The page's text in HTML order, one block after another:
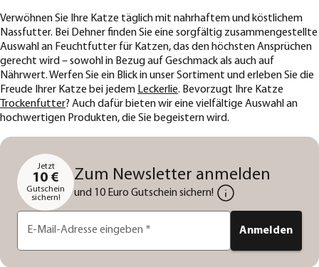
Verwöhnen Sie Ihre Katze täglich mit nahrhaftem und köstlichem
Nassfutter. Bei Dehner finden Sie eine sorgfältig zusammengestellte
Auswahl an Feuchtfutter für Katzen, das den höchsten Ansprüchen
gerecht wird – sowohl in Bezug auf Geschmack als auch auf
Nährwert. Werfen Sie ein Blick in unser Sortiment und erleben Sie die
Freude Ihrer Katze bei jedem Leckerlie. Bevorzugt Ihre Katze
Trockenfutter? Auch dafür bieten wir eine vielfältige Auswahl an
hochwertigen Produkten, die Sie begeistern wird.
Jetzt
10 €
Gutschein
sichern!
Zum Newsletter anmelden
und 10 Euro Gutschein sichern!
E-Mail-Adresse eingeben * Anmelden